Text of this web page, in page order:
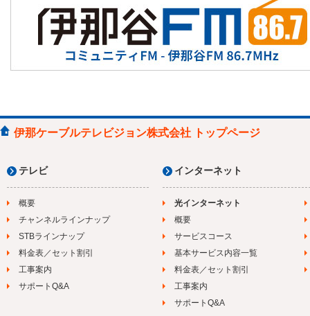
手話で話そう
がんばらない体操
松尾アトムの瞬間メタル
名湯の条件
15:00
私の地域▽緑のある風景
伊那ケーブルテレビジョン株式会社 トップページ
テレビ
概要
チャンネルラインナップ
STBラインナップ
料金表／セット割引
工事案内
サポートQ&A
インターネット
光インターネット
概要
サービスコース
基本サービス内容一覧
料金表／セット割引
工事案内
サポートQ&A